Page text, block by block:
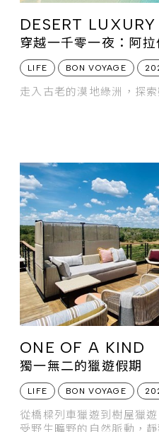
DESERT LUXURY
穿越一千零一夜：阿
LIFE BON VOYAGE
走入古老的漠地綠洲，探
ONE OF A KIND
獨一無二的獵遊假期
LIFE BON VOYAGE
從橋樑列車獵遊到樹屋獵
受野生曠野的自然脈動，